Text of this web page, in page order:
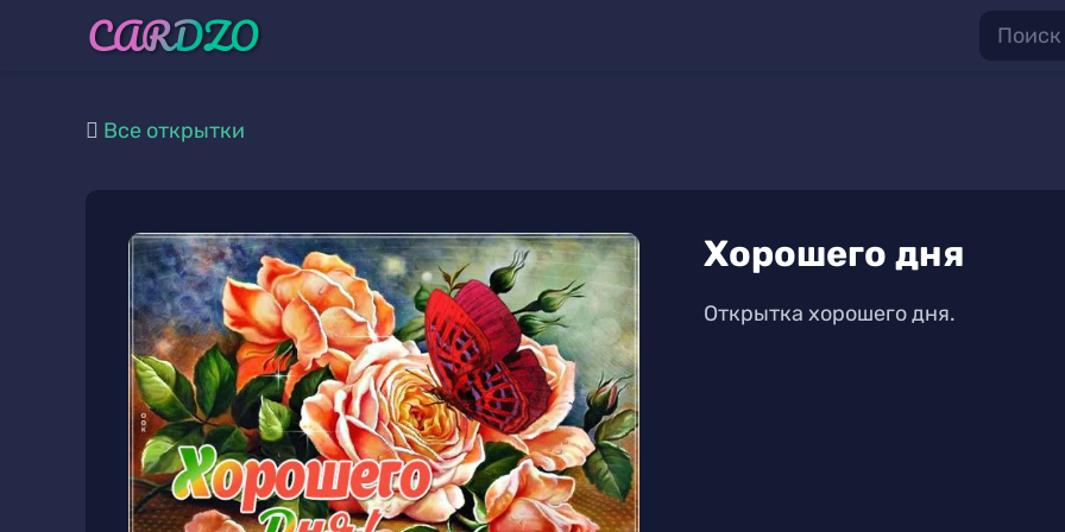
Все открытки
Хорошего дня
Открытка хорошего дня.